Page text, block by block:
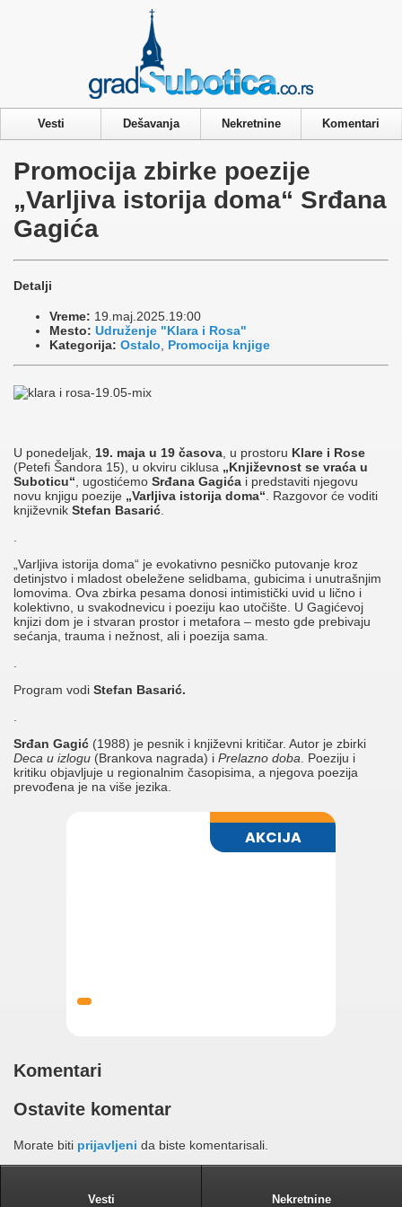
Vesti Dešavanja Nekretnine Komentari
Promocija zbirke poezije
„Varljiva istorija doma“ Srđana
Gagića
Detalji
Vreme: 19.maj.2025.19:00
Mesto: Udruženje "Klara i Rosa"
Kategorija: Ostalo, Promocija knjige
U ponedeljak, 19. maja u 19 časova, u prostoru Klare i Rose
(Petefi Šandora 15), u okviru ciklusa „Književnost se vraća u
Suboticu“, ugostićemo Srđana Gagića i predstaviti njegovu
novu knjigu poezije „Varljiva istorija doma“. Razgovor će voditi
književnik Stefan Basarić.
.
„Varljiva istorija doma“ je evokativno pesničko putovanje kroz
detinjstvo i mladost obeležene selidbama, gubicima i unutrašnjim
lomovima. Ova zbirka pesama donosi intimistički uvid u lično i
kolektivno, u svakodnevicu i poeziju kao utočište. U Gagićevoj
knjizi dom je i stvaran prostor i metafora – mesto gde prebivaju
sećanja, trauma i nežnost, ali i poezija sama.
.
Program vodi Stefan Basarić.
.
Srđan Gagić (1988) je pesnik i književni kritičar. Autor je zbirki
Deca u izlogu (Brankova nagrada) i Prelazno doba. Poeziju i
kritiku objavljuje u regionalnim časopisima, a njegova poezija
prevođena je na više jezika.
Komentari
Ostavite komentar
Morate biti prijavljeni da biste komentarisali.
Vesti Nekretnine
Privacy & Cookies Policy